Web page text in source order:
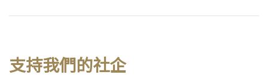
支持我們的社企